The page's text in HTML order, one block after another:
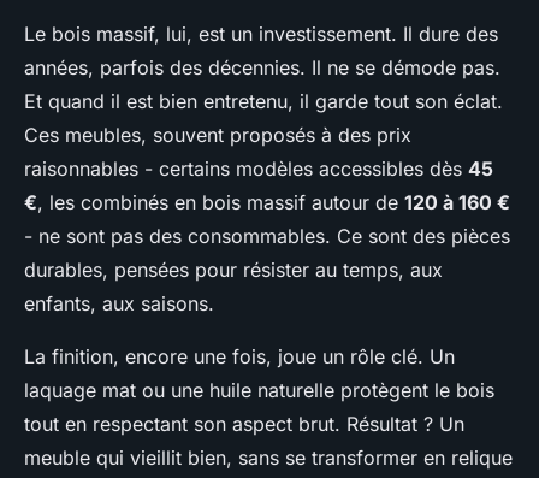
Le bois massif, lui, est un investissement. Il dure des
années, parfois des décennies. Il ne se démode pas.
Et quand il est bien entretenu, il garde tout son éclat.
Ces meubles, souvent proposés à des prix
raisonnables - certains modèles accessibles dès 45
€, les combinés en bois massif autour de 120 à 160 €
- ne sont pas des consommables. Ce sont des pièces
durables, pensées pour résister au temps, aux
enfants, aux saisons.
La finition, encore une fois, joue un rôle clé. Un
laquage mat ou une huile naturelle protègent le bois
tout en respectant son aspect brut. Résultat ? Un
meuble qui vieillit bien, sans se transformer en relique